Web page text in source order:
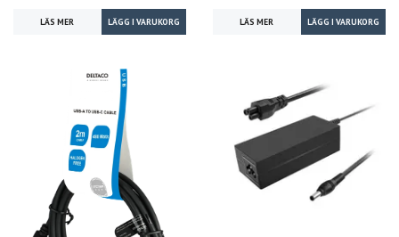
LÄS MER LÄS MER